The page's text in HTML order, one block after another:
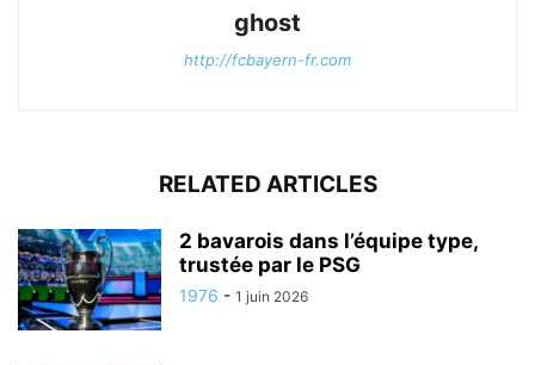
ghost
http://fcbayern-fr.com
RELATED ARTICLES
2 bavarois dans l’équipe type,
trustée par le PSG
1976 - 1 juin 2026